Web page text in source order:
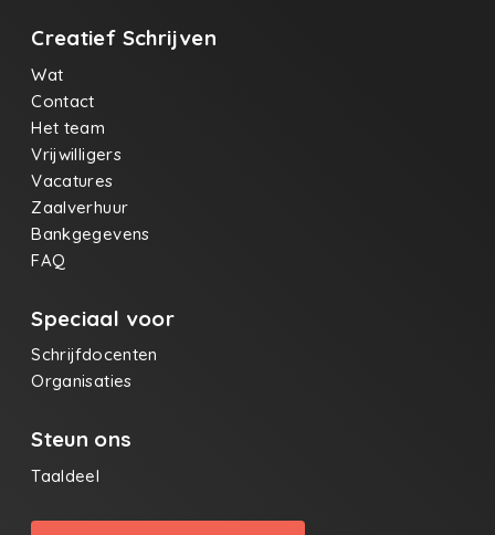
Creatief Schrijven
Wat
Contact
Het team
Vrijwilligers
Vacatures
Zaalverhuur
Bankgegevens
FAQ
Speciaal voor
Schrijfdocenten
Organisaties
Steun ons
Taaldeel